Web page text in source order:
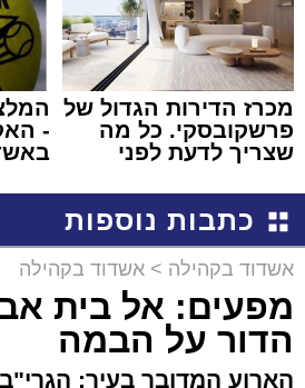
מכרז הדירות הגדול של
פרשקובסקי. כל מה
שצריך לדעת לפני
באשדוד
-
כתבות נוספות
אשדוד בקהילה > אשדוד בקהילה
מפעים: אל בית
הדור על הבמה
הארוע המדובר בעיר: הגרי"ב